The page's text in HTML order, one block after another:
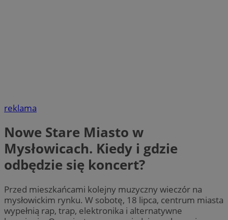
reklama
Nowe Stare Miasto w
Mysłowicach. Kiedy i gdzie
odbędzie się koncert?
Przed mieszkańcami kolejny muzyczny wieczór na
mysłowickim rynku. W sobotę, 18 lipca, centrum miasta
wypełnią rap, trap, elektronika i alternatywne